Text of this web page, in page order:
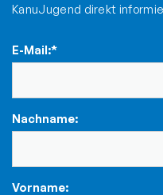
KanuJugend direkt
E-Mail:*
Nachname:
Vorname: